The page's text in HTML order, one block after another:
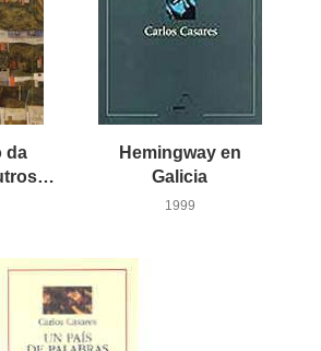
da
literatura e outros ensaios
Hemingway en
Galicia
1999